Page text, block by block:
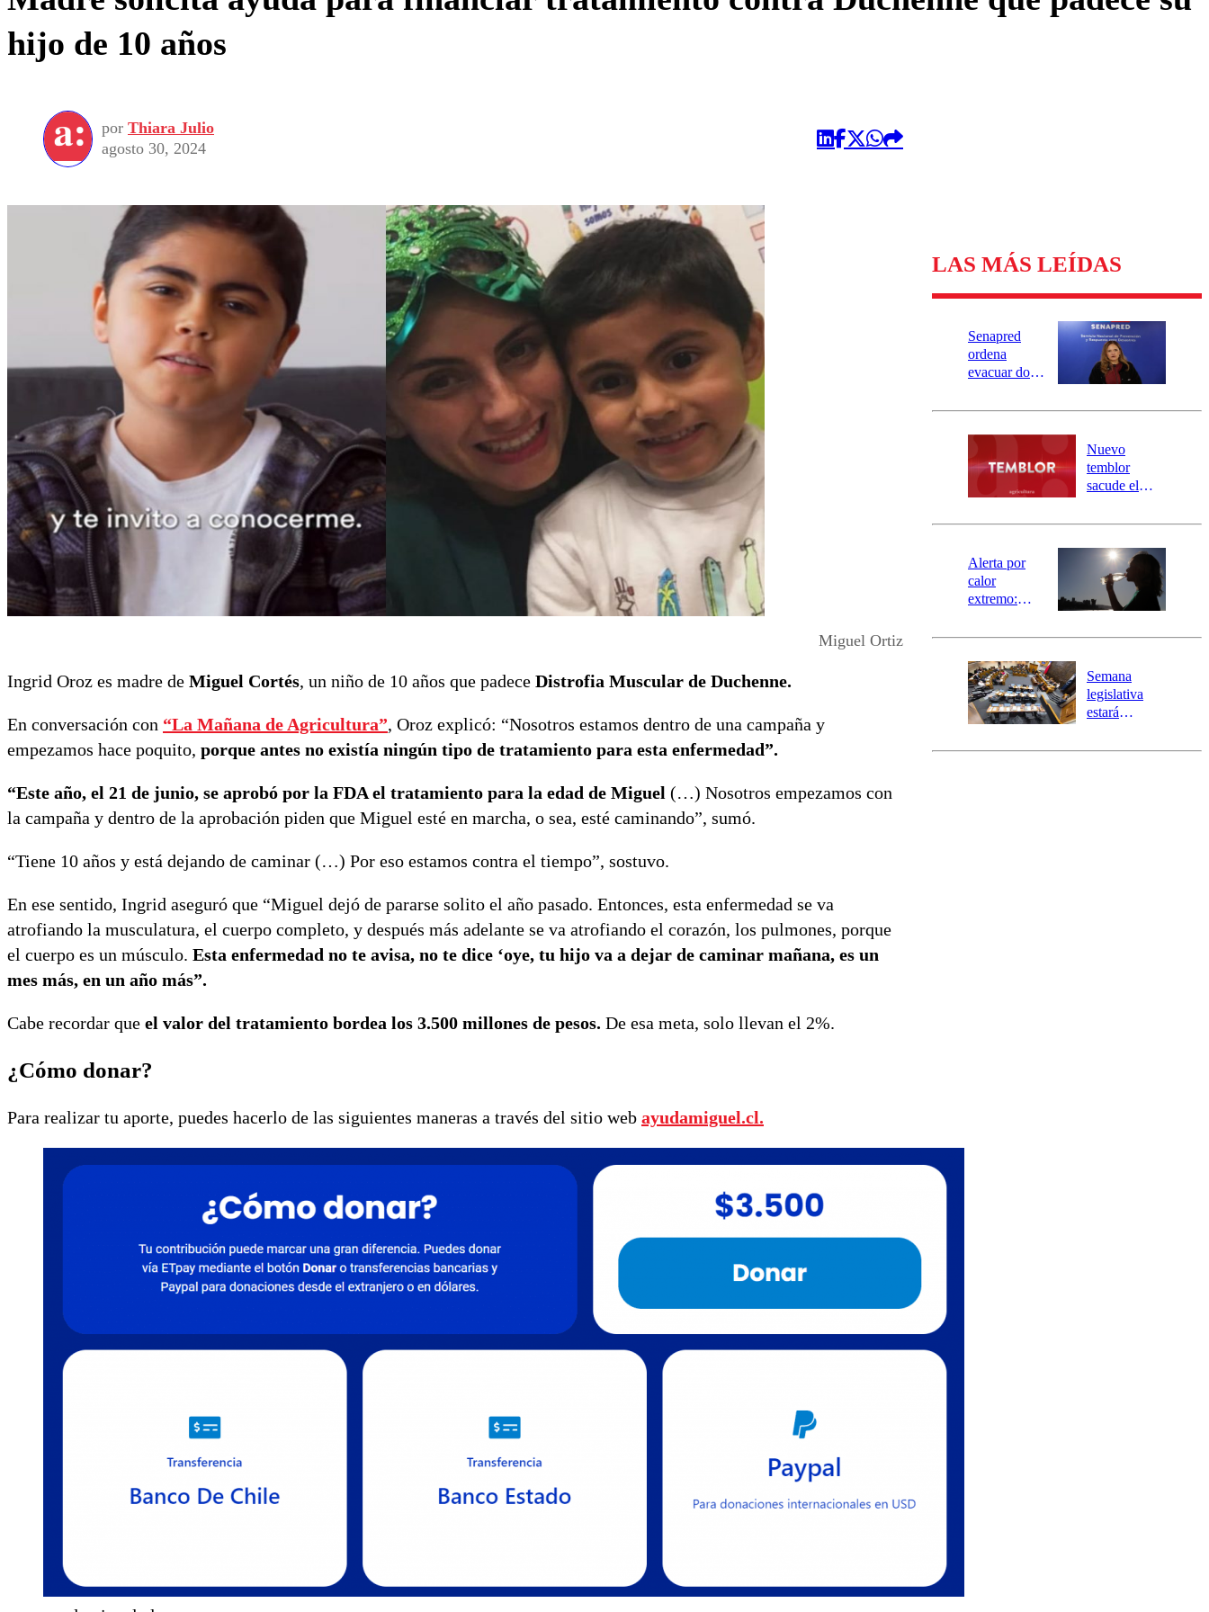
hijo de 10 años
por Thiara Julio
agosto 30, 2024
Miguel Ortiz
Ingrid Oroz es madre de Miguel Cortés, un niño de 10 años que padece Distrofia Muscular de Duchenne.
En conversación con “La Mañana de Agricultura”, Oroz explicó: “Nosotros estamos dentro de una campaña y
empezamos hace poquito, porque antes no existía ningún tipo de tratamiento para esta enfermedad”.
“Este año, el 21 de junio, se aprobó por la FDA el tratamiento para la edad de Miguel (…) Nosotros empezamos con
la campaña y dentro de la aprobación piden que Miguel esté en marcha, o sea, esté caminando”, sumó.
“Tiene 10 años y está dejando de caminar (…) Por eso estamos contra el tiempo”, sostuvo.
En ese sentido, Ingrid aseguró que “Miguel dejó de pararse solito el año pasado. Entonces, esta enfermedad se va
atrofiando la musculatura, el cuerpo completo, y después más adelante se va atrofiando el corazón, los pulmones, porque
el cuerpo es un músculo. Esta enfermedad no te avisa, no te dice ‘oye, tu hijo va a dejar de caminar mañana, es un
mes más, en un año más”.
Cabe recordar que el valor del tratamiento bordea los 3.500 millones de pesos. De esa meta, solo llevan el 2%.
¿Cómo donar?
Para realizar tu aporte, puedes hacerlo de las siguientes maneras a través del sitio web ayudamiguel.cl.
LAS MÁS LEÍDAS
Senapred
ordena
evacuar dos
Carahue por
río Damas:
activa
mensajería
SAE
Nuevo
temblor
sacude el
revisa la
epicentro
Alerta por
calor
extremo:
activa Alerta
Preventiva en
tres comunas
Semana
legislativa
estará
el fin de la